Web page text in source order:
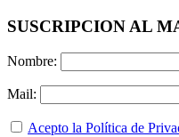
SUSCRIPCION AL
Nombre:
Mail:
Acepto la Política de